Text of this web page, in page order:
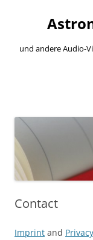
springen
und andere Audio-
Contact
Imprint and